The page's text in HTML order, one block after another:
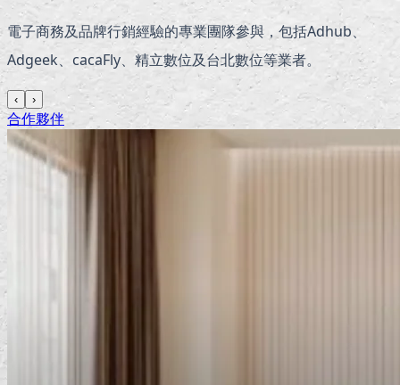
電子商務及品牌行銷經驗的專業團隊參與，包括Adhub、
Adgeek、cacaFly、精立數位及台北數位等業者。
‹ ›
合作夥伴